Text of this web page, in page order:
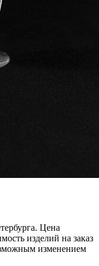
Цена
изделий на заказ
изменением